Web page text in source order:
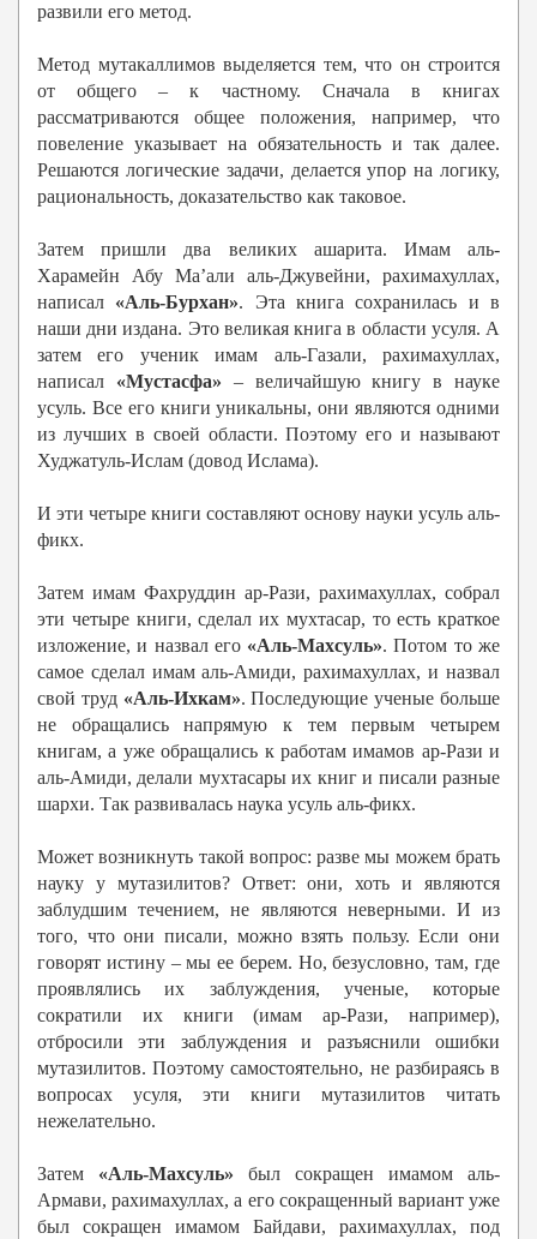
развили его метод.
Метод мутакаллимов выделяется тем, что он строится
от общего – к частному. Сначала в книгах
рассматриваются общее положения, например, что
повеление указывает на обязательность и так далее.
Решаются логические задачи, делается упор на логику,
рациональность, доказательство как таковое.
Затем пришли два великих ашарита. Имам аль-
Харамейн Абу Ма’али аль-Джувейни, рахимахуллах,
написал «Аль-Бурхан». Эта книга сохранилась и в
наши дни издана. Это великая книга в области усуля. А
затем его ученик имам аль-Газали, рахимахуллах,
написал «Мустасфа» – величайшую книгу в науке
усуль. Все его книги уникальны, они являются одними
из лучших в своей области. Поэтому его и называют
Худжатуль-Ислам (довод Ислама).
И эти четыре книги составляют основу науки усуль аль-
фикх.
Затем имам Фахруддин ар-Рази, рахимахуллах, собрал
эти четыре книги, сделал их мухтасар, то есть краткое
изложение, и назвал его «Аль-Махсуль». Потом то же
самое сделал имам аль-Амиди, рахимахуллах, и назвал
свой труд «Аль-Ихкам». Последующие ученые больше
не обращались напрямую к тем первым четырем
книгам, а уже обращались к работам имамов ар-Рази и
аль-Амиди, делали мухтасары их книг и писали разные
шархи. Так развивалась наука усуль аль-фикх.
Может возникнуть такой вопрос: разве мы можем брать
науку у мутазилитов? Ответ: они, хоть и являются
заблудшим течением, не являются неверными. И из
того, что они писали, можно взять пользу. Если они
говорят истину – мы ее берем. Но, безусловно, там, где
проявлялись их заблуждения, ученые, которые
сократили их книги (имам ар-Рази, например),
отбросили эти заблуждения и разъяснили ошибки
мутазилитов. Поэтому самостоятельно, не разбираясь в
вопросах усуля, эти книги мутазилитов читать
нежелательно.
Затем «Аль-Махсуль» был сокращен имамом аль-
Армави, рахимахуллах, а его сокращенный вариант уже
был сокращен имамом Байдави, рахимахуллах, под